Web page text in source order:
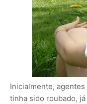
Inicialmente,
tinha sido roubado,